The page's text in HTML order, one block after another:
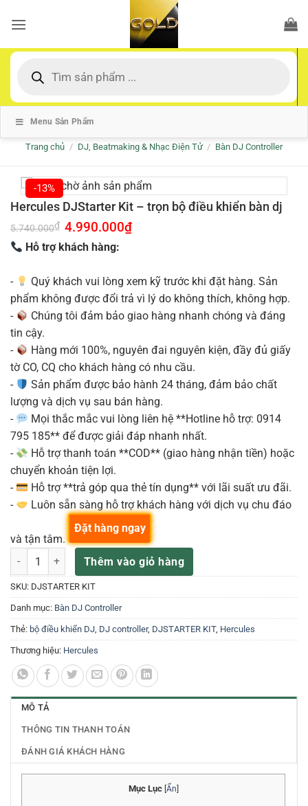
qua
dung
kiếm
Menu Sản Phẩm
Trang chủ / DJ, Beatmaking & Nhạc Điện Tử / Bàn DJ Controller
-13%
Hercules DJStarter Kit – trọn bộ điều khiển bàn dj
5.740.000₫ Giá
gốc
là:
5.740.000₫.
4.990.000₫Giá
Hỗ trợ khách hàng:
-
Quý khách vui lòng xem kỹ trước khi đặt hàng. Sản
phẩm không được đổi trả vì lý do không thích, không hợp.
-
Chúng tôi đảm bảo giao hàng nhanh chóng và đáng
tin cậy.
-
Hàng mới 100%, nguyên đai nguyên kiện, đầy đủ giấy
tờ CO, CQ cho khách hàng có nhu cầu.
-
Sản phẩm được bảo hành 24 tháng, đảm bảo chất
lượng và dịch vụ sau bán hàng.
-
Mọi thắc mắc vui lòng liên hệ **Hotline hỗ trợ: 0914
795 185** để được giải đáp nhanh nhất.
-
Hỗ trợ thanh toán **COD** (giao hàng nhận tiền) hoặc
chuyển khoản tiện lợi.
-
Hỗ trợ **trả góp qua thẻ tín dụng** với lãi suất ưu đãi.
-
Luôn sẵn sàng hỗ trợ khách hàng với dịch vụ chu đáo
và tận tâm.
Hercules DJStarter Kit - trọn bộ điều khiển bàn dj số lượng
Thêm vào giỏ hàng
Đặt hàng ngay
SKU: DJSTARTER KIT
Danh mục: Bàn DJ Controller
Thẻ: bộ điều khiển DJ, DJ controller, DJSTARTER KIT, Hercules
Thương hiệu: Hercules
MÔ TẢ
THÔNG TIN THANH TOÁN
ĐÁNH GIÁ KHÁCH HÀNG
Mục Lục Ẩn